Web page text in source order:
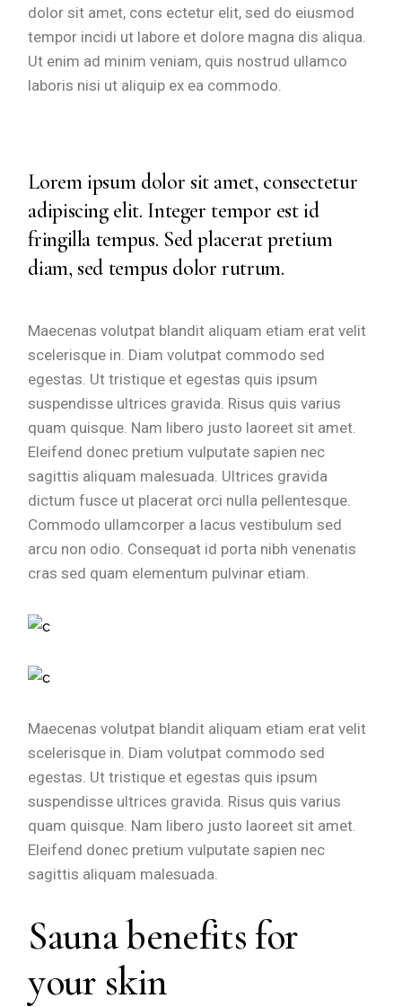
dolor sit amet, cons ectetur elit, sed do eiusmod
tempor incidi ut labore et dolore magna dis aliqua.
Ut enim ad minim veniam, quis nostrud ullamco
laboris nisi ut aliquip ex ea commodo.
Lorem ipsum dolor sit amet, consectetur
adipiscing elit. Integer tempor est id
fringilla tempus. Sed placerat pretium
diam, sed tempus dolor rutrum.
Maecenas volutpat blandit aliquam etiam erat velit
scelerisque in. Diam volutpat commodo sed
egestas. Ut tristique et egestas quis ipsum
suspendisse ultrices gravida. Risus quis varius
quam quisque. Nam libero justo laoreet sit amet.
Eleifend donec pretium vulputate sapien nec
sagittis aliquam malesuada. Ultrices gravida
dictum fusce ut placerat orci nulla pellentesque.
Commodo ullamcorper a lacus vestibulum sed
arcu non odio. Consequat id porta nibh venenatis
cras sed quam elementum pulvinar etiam.
Maecenas volutpat blandit aliquam etiam erat velit
scelerisque in. Diam volutpat commodo sed
egestas. Ut tristique et egestas quis ipsum
suspendisse ultrices gravida. Risus quis varius
quam quisque. Nam libero justo laoreet sit amet.
Eleifend donec pretium vulputate sapien nec
sagittis aliquam malesuada.
Sauna benefits for
your skin